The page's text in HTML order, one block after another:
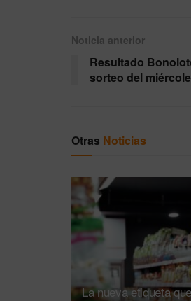
Noticia anterior
Resultado
sorteo del
Otras Noticias
La nueva etiqueta